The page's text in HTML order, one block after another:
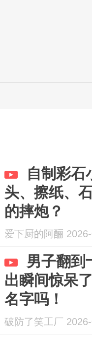
自制彩石
头、擦纸、
的摔炮？
爱下厨的阿酾
男子翻到
出瞬间惊呆
名字吗！
破防了笑工厂